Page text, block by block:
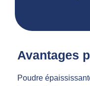
Avantages
Poudre